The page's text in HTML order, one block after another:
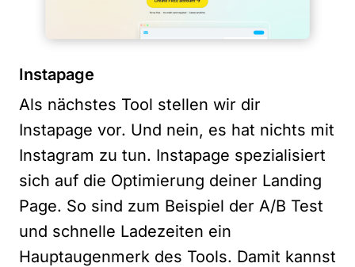
Instapage
Als nächstes Tool stellen wir dir
Instapage vor. Und nein, es hat nichts mit
Instagram zu tun. Instapage spezialisiert
sich auf die Optimierung deiner Landing
Page. So sind zum Beispiel der A/B Test
und schnelle Ladezeiten ein
Hauptaugenmerk des Tools. Damit kannst